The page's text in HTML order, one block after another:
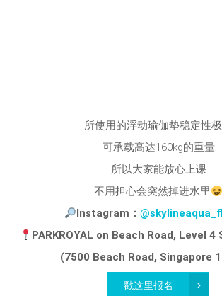
所使用的浮动瑜伽垫稳定性
可承载高达160kg的重量
所以大家能放心上课
不用担心会突然掉进水里
Instagram：
PARKROYAL on Beach Road, Level 4
(7500 Beach Road, Singapore
戳这里报名